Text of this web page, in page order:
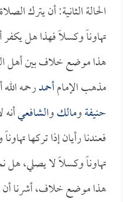
الحالة الثانية: أن يترك
تهاوناً وكسلاً فهذا هل
هذا موضع خلاف بين أهل
مذهب الإمامأحمدرحمه
حنيفةومالكوالشافعي
فعندنا رأيان إذا تركها
تهاوناً وكسلاً لا يصلي،
هذا موضع خلاف، أشرنا أن